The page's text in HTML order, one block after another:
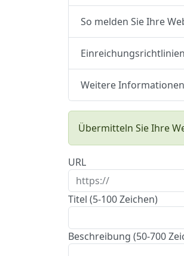
So melden Sie Ihre
Weitere
Übermitteln Sie Ihre
URL
Titel (5-100 Zeichen)
Beschreibung (50-700